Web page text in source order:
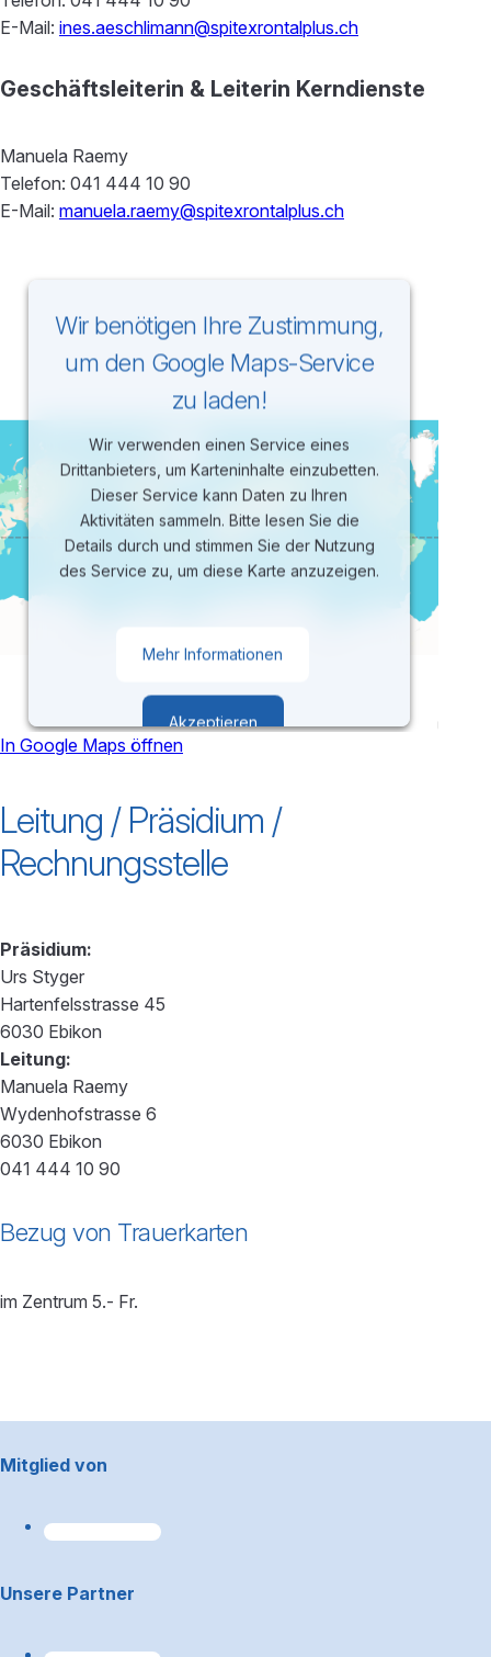
E-Mail: ines.aeschlimann@spitexrontalplus.ch
Geschäftsleiterin & Leiterin Kerndienste
Manuela Raemy
Telefon: 041 444 10 90
E-Mail: manuela.raemy@spitexrontalplus.ch
Wir benötigen Ihre Zustimmung,
um den Google Maps-Service
zu laden!
Wir verwenden einen Service eines
Drittanbieters, um Karteninhalte einzubetten.
Dieser Service kann Daten zu Ihren
Aktivitäten sammeln. Bitte lesen Sie die
Details durch und stimmen Sie der Nutzung
des Service zu, um diese Karte anzuzeigen.
Mehr Informationen
Akzeptieren
Management Platform
In Google Maps öffnen
Leitung / Präsidium /
Rechnungsstelle
Präsidium:
Urs Styger
Hartenfelsstrasse 45
6030 Ebikon
Leitung:
Manuela Raemy
Wydenhofstrasse 6
6030 Ebikon
041 444 10 90
Bezug von Trauerkarten
im Zentrum 5.- Fr.
Footerbereich
Mitglied von
Unsere Partner